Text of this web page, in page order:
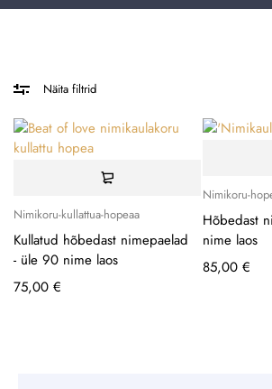
Näita filtrid
Nimikoru-kullattua-hopeaa
Kullatud hõbedast nimepaelad
- üle 90 nime laos
75,00 €
Nimikoru-
Hõbedast
nime laos
85,00 €